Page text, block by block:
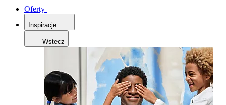
Oferty
Inspiracje
Wstecz